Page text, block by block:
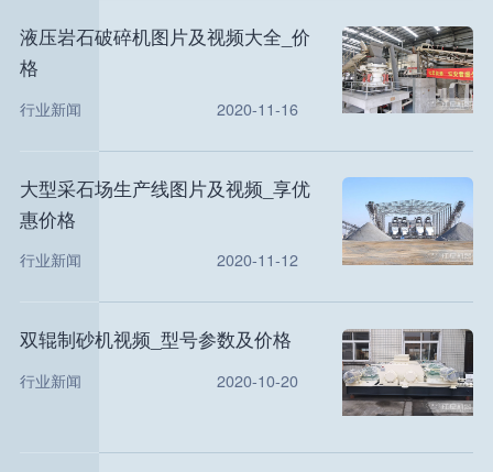
液压岩石破碎机图片及视频大全_价
格
行业新闻 2020-11-16
大型采石场生产线图片及视频_享优
惠价格
行业新闻 2020-11-12
双辊制砂机视频_型号参数及价格
行业新闻 2020-10-20